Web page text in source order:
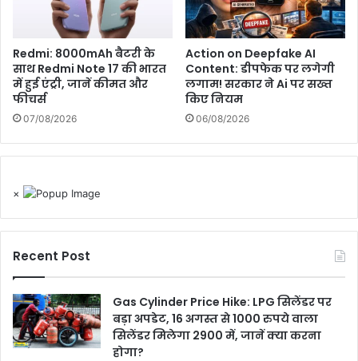
Redmi: 8000mAh बैटरी के
साथ Redmi Note 17 की भारत
में हुई एंट्री, जानें कीमत और
फीचर्स
07/08/2026
Action on Deepfake AI
Content: डीपफेक पर लगेगी
लगाम! सरकार ने Ai पर सख्त
किए नियम
06/08/2026
×
Recent Post
Gas Cylinder Price Hike: LPG सिलेंडर पर
बड़ा अपडेट, 16 अगस्त से 1000 रुपये वाला
सिलेंडर मिलेगा 2900 में, जानें क्या करना
होगा?